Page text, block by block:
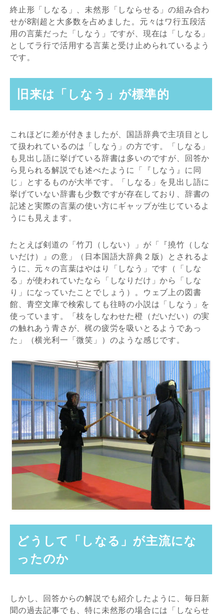
終止形「しなる」、未然形「しならせる」の組み合わ
せが8割超と大多数を占めました。元々はワ行五段活
用の言葉だった「しなう」ですが、現在は「しなる」
としてラ行で活用する言葉と受け止められているよう
です。
旧来は「しなう」が標準的
これほどに差が付きましたが、国語辞典で主項目とし
て扱われているのは「しなう」の方です。「しなる」
も見出し語に挙げている辞書は多いのですが、回答か
ら見られる解説でも述べたように「『しなう』に同
じ」とするものが大半です。「しなる」を見出し語に
挙げていない辞書も少数ですが存在しており、辞書の
記述と実際の言葉の使い方にギャップが生じているよ
うにも見えます。
たとえば剣道の「竹刀（しない）」が「『撓竹（しな
いだけ）』の意」（日本国語大辞典２版）とされるよ
うに、元々の言葉はやはり「しなう」です（「しな
る」が使われていたなら「しなりだけ」から「しな
り」になっていたことでしょう）。ウェブ上の図書
館、青空文庫で検索しても往時の小説は「しなう」を
使っています。「枝をしなわせた橙（だいだい）の実
の触れあう青さが、梶の疲労を吸いとるようであっ
た」（横光利一「微笑」）のような感じです。
どうして「しなる」が主流にな
ったのか
しかし、回答からの解説でも紹介したように、毎日新
聞の過去記事でも、特に未然形の場合には「しならせ